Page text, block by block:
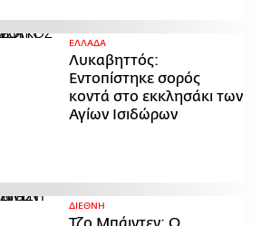
ΕΛΛΑΔΑ
Λυκαβηττός:
Εντοπίστηκε σορός
κοντά στο εκκλησάκι των
Αγίων Ισιδώρων
ΔΙΕΘΝΗ